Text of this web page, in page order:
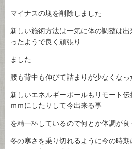
マイナスの塊を削除しました
新しい施術方法は一気に体の調整は
ったようで良く頑張り
ました
腰も背中も伸びて詰まりが少なくな
新しいエネルギーボールもリモート
ｍｍにしたりして今出来る事
を精一杯しているので何とか体調が
冬の寒さを乗り切れるように今の時